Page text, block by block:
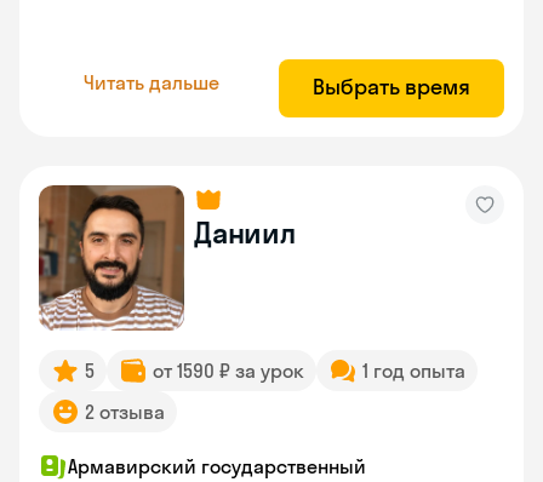
Читать дальше Выбрать время
Даниил
5 от 1590 ₽ за урок
1 год опыта
2 отзыва
Армавирский государственный